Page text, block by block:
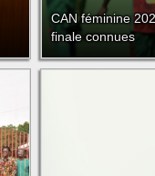
CAN féminine
finale connues